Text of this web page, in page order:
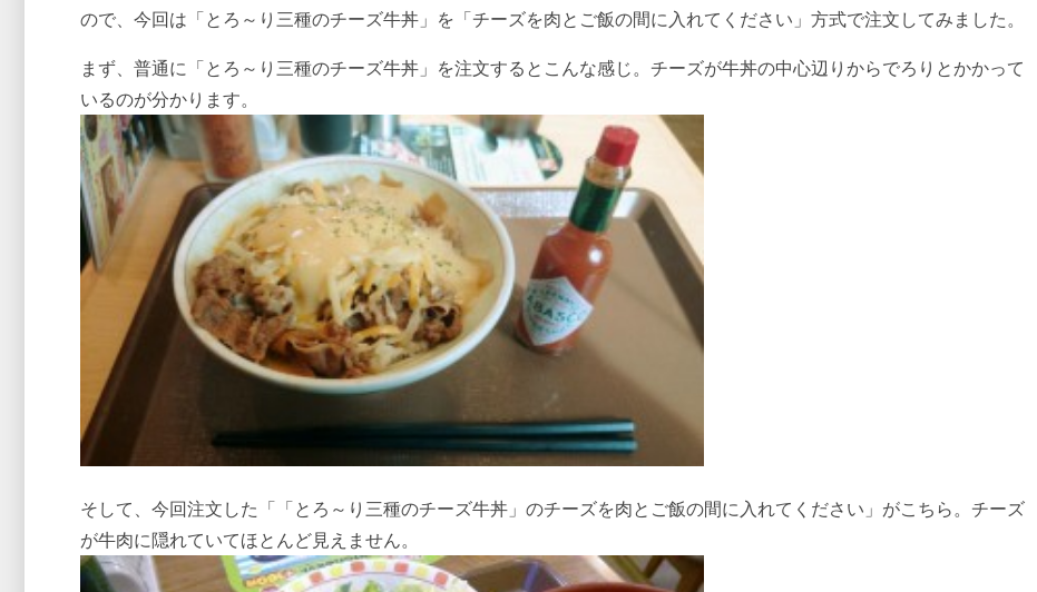
ので、今回は「とろ～り三種のチーズ牛丼」を「チーズを肉とご飯の間に入れてください」方式で注文してみました。
まず、普通に「とろ～り三種のチーズ牛丼」を注文するとこんな感じ。チーズが牛丼の中心辺りからでろりとかかって
いるのが分かります。
そして、今回注文した「「とろ～り三種のチーズ牛丼」のチーズを肉とご飯の間に入れてください」がこちら。チーズ
が牛肉に隠れていてほとんど見えません。